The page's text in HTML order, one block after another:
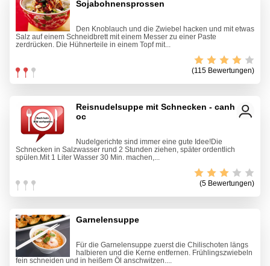
Sojabohnensprossen
Den Knoblauch und die Zwiebel hacken und mit etwas
Salz auf einem Schneidbrett mit einem Messer zu einer Paste
zerdrücken. Die Hühnerteile in einem Topf mit...
(115 Bewertungen)
Reisnudelsuppe mit Schnecken - canh bun
oc
Nudelgerichte sind immer eine gute Idee!Die
Schnecken in Salzwasser rund 2 Stunden ziehen, später ordentlich
spülen.Mit 1 Liter Wasser 30 Min. machen,...
(5 Bewertungen)
Garnelensuppe
Für die Garnelensuppe zuerst die Chilischoten längs
halbieren und die Kerne entfernen. Frühlingszwiebeln
fein schneiden und in heißem Öl anschwitzen....